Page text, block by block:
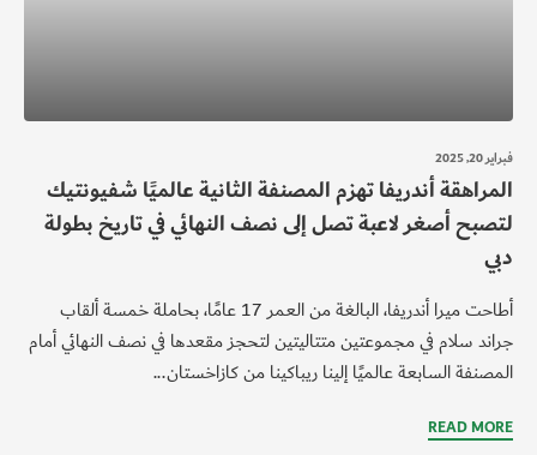
فبراير 20, 2025
المراهقة أندريفا تهزم المصنفة الثانية عالميًا شفيونتيك
لتصبح أصغر لاعبة تصل إلى نصف النهائي في تاريخ بطولة
دبي
أطاحت ميرا أندريفا، البالغة من العمر 17 عامًا، بحاملة خمسة ألقاب
جراند سلام في مجموعتين متتاليتين لتحجز مقعدها في نصف النهائي أمام
المصنفة السابعة عالميًا إلينا ريباكينا من كازاخستان...
READ MORE